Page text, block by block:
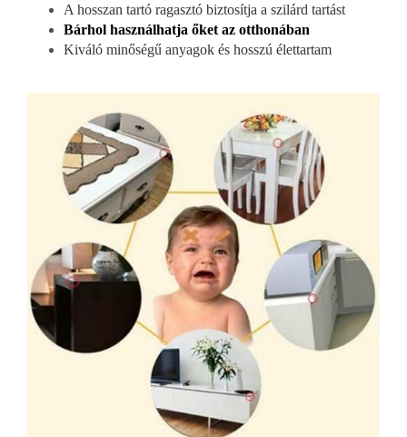
A hosszan tartó ragasztó biztosítja a szilárd tartást
Bárhol használhatja őket az otthonában
Kiváló minőségű anyagok és hosszú élettartam